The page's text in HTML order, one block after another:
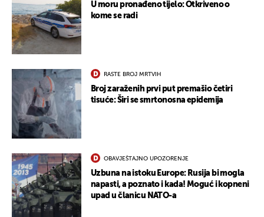
U moru pronađeno tijelo: Otkriveno o
kome se radi
RASTE BROJ MRTVIH
Broj zaraženih prvi put premašio četiri
tisuće: Širi se smrtonosna epidemija
OBAVJEŠTAJNO UPOZORENJE
Uzbuna na istoku Europe: Rusija bi mogla
napasti, a poznato i kada! Moguć i kopneni
upad u članicu NATO-a